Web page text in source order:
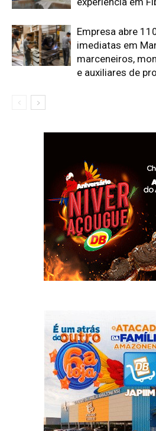
Empresa abre
imediatas em
marceneiros,
e auxiliares de